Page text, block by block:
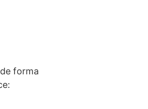
forma